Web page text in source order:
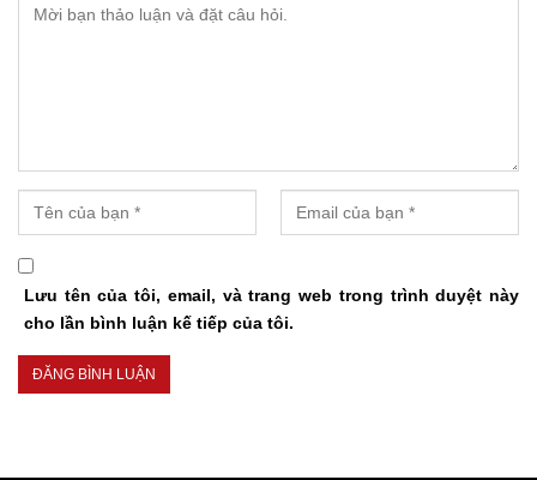
Lưu tên của tôi, email, và trang web trong trình duyệt này
cho lần bình luận kế tiếp của tôi.